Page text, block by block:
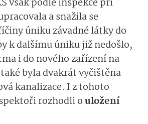
však podle inspekce při
a snažila se
úniku závadné látky do
k dalšímu úniku již nedošlo,
i do nového zařízení na
byla dvakrát vyčištěna
kanalizace. I z tohoto
rozhodli ouložení